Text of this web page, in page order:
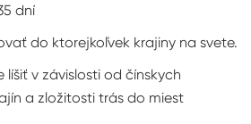
dní
do ktorejkoľvek krajiny na svete.
líšiť v závislosti od čínskych
a zložitosti trás do miest